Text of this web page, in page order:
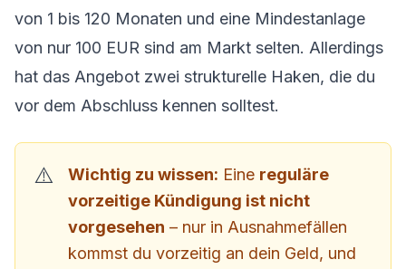
von 1 bis 120 Monaten und eine Mindestanlage
von nur 100 EUR sind am Markt selten. Allerdings
hat das Angebot zwei strukturelle Haken, die du
vor dem Abschluss kennen solltest.
Wichtig zu wissen: Eine reguläre
vorzeitige Kündigung ist nicht
vorgesehen – nur in Ausnahmefällen
kommst du vorzeitig an dein Geld, und